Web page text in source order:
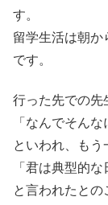
す。
留学生活は朝か
です。
行った先での先
「なんでそん
といわれ、もう
「君は典型的
と言われたとの